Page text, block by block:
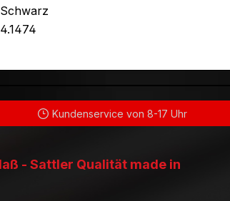
Schwarz
4.1474
Kundenservice von 8-17 Uhr
- Sattler Qualität made in